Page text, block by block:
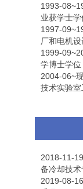
1993-
业获学士学
1997-
厂和电机
1999-
学博士学位
2004-06~
技术实验室
2018-11-
备冷却技
2019-08-